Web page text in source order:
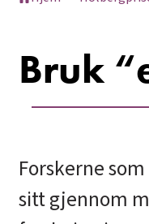
Bruk
Forskerne
sitt gjennom